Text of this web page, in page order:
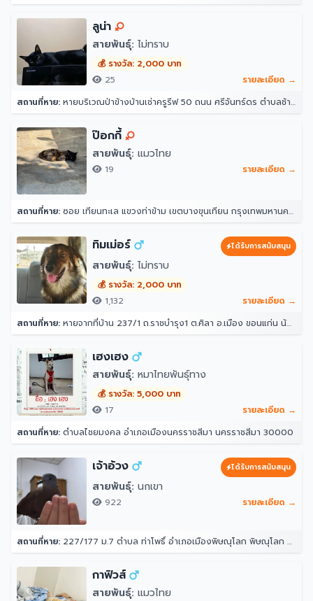
ลูน่า
สายพันธุ์: ไม่ทราบ
💰 รางวัล: 2,000 บาท
25
รายละเอียด →
สถานที่หาย: หายบริเวณป่าข้างบ้านเช่าครูรีฟ 50 ถนน ศรีจันทร์ดร ตำบลช้างคลาน อำเภอเมืองเชียงใหม่ เชียงใหม่ 50100
ป๊อกกี้
สายพันธุ์: แมวไทย
19 รายละเอียด →
สถานที่หาย: ซอย เทียนทะเล แขวงท่าข้าม เขตบางขุนเทียน กรุงเทพมหานคร 10150
ทิมเม่อร์ ได้รับการสนับสนุน
สายพันธุ์: ไม่ทราบ
💰 รางวัล: 2,000 บาท
1,132
รายละเอียด →
สถานที่หาย: หายจากที่บ้าน 237/1 ถ.ราชบำรุง1 ต.ศิลา อ.เมือง ขอนแก่น น้องลอดรั้วบ้านออกไปตอนกลางคืนหลังเที่ยงคืนแล้วไม่ได้กลับเข้ามาอีก ตอนออกไปออกไป 3 ตัว แต่เช้ามาเจอกลับมาแค่ 2 ตัว น้องเคยหายไปแบบนี้ 3 วันเรากลับมา
เฮงเฮง
สายพันธุ์: หมาไทยพันธุ์ทาง
💰 รางวัล: 5,000 บาท
17
รายละเอียด →
สถานที่หาย: ตำบลไชยมงคล อำเภอเมืองนครราชสีมา นครราชสีมา 30000
เจ้าอ้วง ได้รับการสนับสนุน
สายพันธุ์: นกเขา
922 รายละเอียด →
สถานที่หาย: 227/177 ม.7 ตำบล ท่าโพธิ์ อำเภอเมืองพิษณุโลก พิษณุโลก 65000
กาฟิวส์
สายพันธุ์: แมวไทย